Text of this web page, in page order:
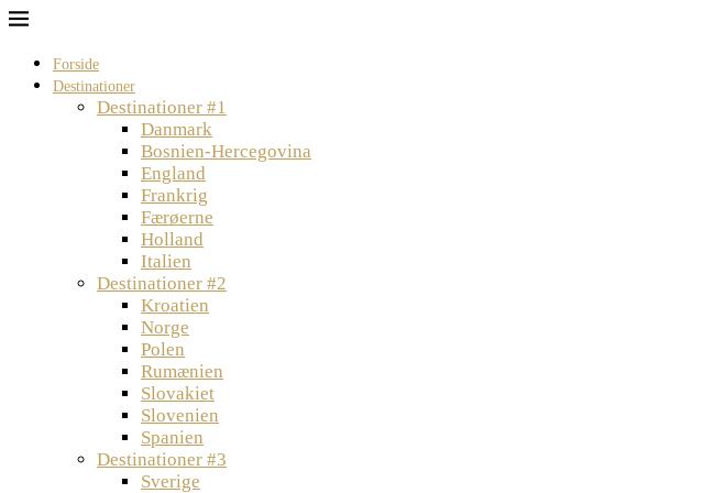
Forside
Destinationer
Destinationer #1
Danmark
Bosnien-Hercegovina
England
Frankrig
Færøerne
Holland
Italien
Destinationer #2
Kroatien
Norge
Polen
Rumænien
Slovakiet
Slovenien
Spanien
Destinationer #3
Sverige